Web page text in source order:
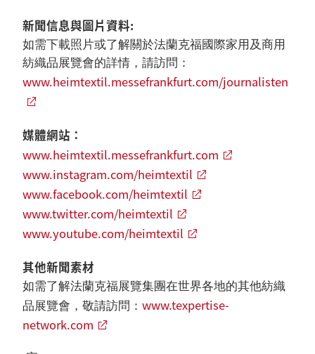
新聞信息與圖片資料:
如需下載照片或了解關於法蘭克福國際家用及商用
紡織品展覽會的詳情，請訪問：
www.heimtextil.messefrankfurt.com/journalisten
媒體網站：
www.heimtextil.messefrankfurt.com
www.instagram.com/heimtextil
www.facebook.com/heimtextil
www.twitter.com/heimtextil
www.youtube.com/heimtextil
其他新聞素材
如需了解法蘭克福展覽集團在世界各地的其他紡織
品展覽會，敬請訪問： www.texpertise-
network.com